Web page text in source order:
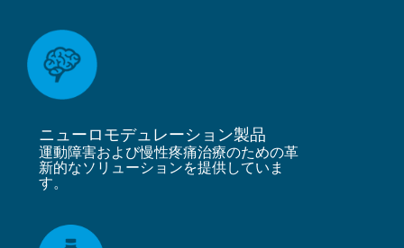
ニューロモデュレーション製品
運動障害および慢性疼痛治療のための革
新的なソリューションを提供していま
す。